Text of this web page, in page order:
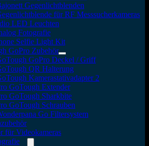
Gegenlichtblenden
für RF Messsucherkameras
LED Leuchten
Fotografie
Selfie Light Kit
GoPro Zubehör
GoPro Deckel / Griff
QR Halterung
Kamerastativadapter 2
GoTough Extender
GoTough Sharkbite
GoTough Schrauben
Go Filtersystem
für Videokameras